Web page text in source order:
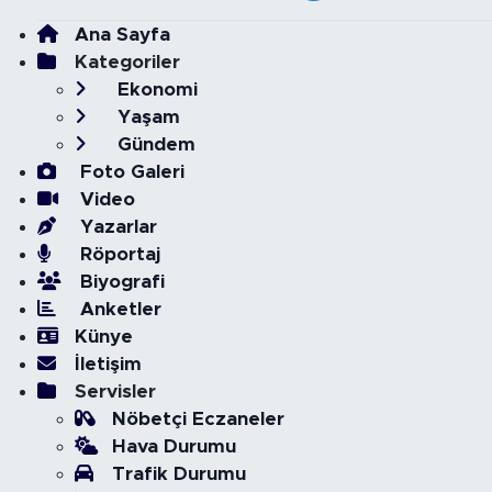
Ana Sayfa
Kategoriler
Ekonomi
Yaşam
Gündem
Foto Galeri
Video
Yazarlar
Röportaj
Biyografi
Anketler
Künye
İletişim
Servisler
Nöbetçi Eczaneler
Hava Durumu
Trafik Durumu